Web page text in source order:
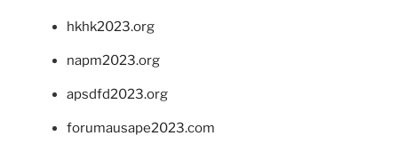
hkhk2023.org
napm2023.org
apsdfd2023.org
forumausape2023.com